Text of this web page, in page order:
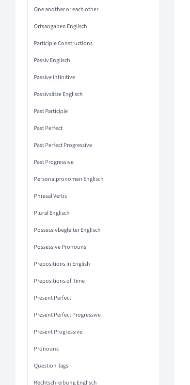
One another or each other
Ortsangaben Englisch
Participle Constructions
Passiv Englisch
Passive Infinitive
Passivsätze Englisch
Past Participle
Past Perfect
Past Perfect Progressive
Past Progressive
Personalpronomen Englisch
Phrasal Verbs
Plural Englisch
Possessivbegleiter Englisch
Possessive Pronouns
Prepositions in English
Prepositions of Time
Present Perfect
Present Perfect Progressive
Present Progressive
Pronouns
Question Tags
Rechtschreibung Englisch